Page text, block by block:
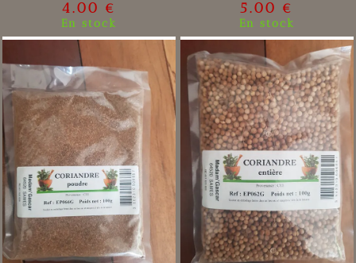
4.00 €
En stock
5.00 €
En stock